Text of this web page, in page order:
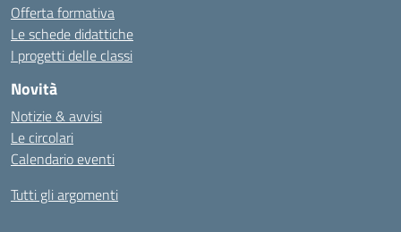
Offerta formativa
Le schede didattiche
I progetti delle classi
Novità
Notizie & avvisi
Le circolari
Calendario eventi
Tutti gli argomenti